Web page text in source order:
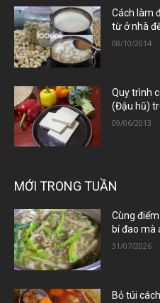
Cách làm
từ ở nhà
08/10/2014
Quy trình
(Đậu hũ)
09/06/2013
MỚI TRONG TUẦN
Cùng
bí đao mà
31/07/2026
Bỏ túi